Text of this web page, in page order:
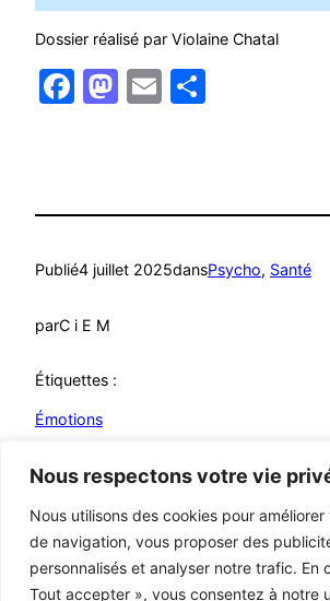
Nous respectons votre vie
Nous utilisons des cookies pour
de navigation, vous proposer des
personnalisés et analyser notre trafic. En
Tout accepter », vous consentez à notre
Dossier réalisé par Violaine Chatal
Facebook
Mastodon
Email
Publié4 juillet 2025dansPsycho, Santé
parC i E M
Étiquettes :
Émotions
Mutualistes – MCA